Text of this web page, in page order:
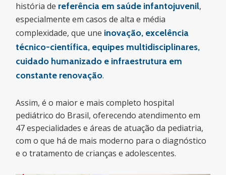
história de referência em saúde infantojuvenil,
especialmente em casos de alta e média
complexidade, que une inovação, excelência
técnico-científica, equipes multidisciplinares,
cuidado humanizado e infraestrutura em
constante renovação.
Assim, é o maior e mais completo hospital
pediátrico do Brasil, oferecendo atendimento em
47 especialidades e áreas de atuação da pediatria,
com o que há de mais moderno para o diagnóstico
e o tratamento de crianças e adolescentes.